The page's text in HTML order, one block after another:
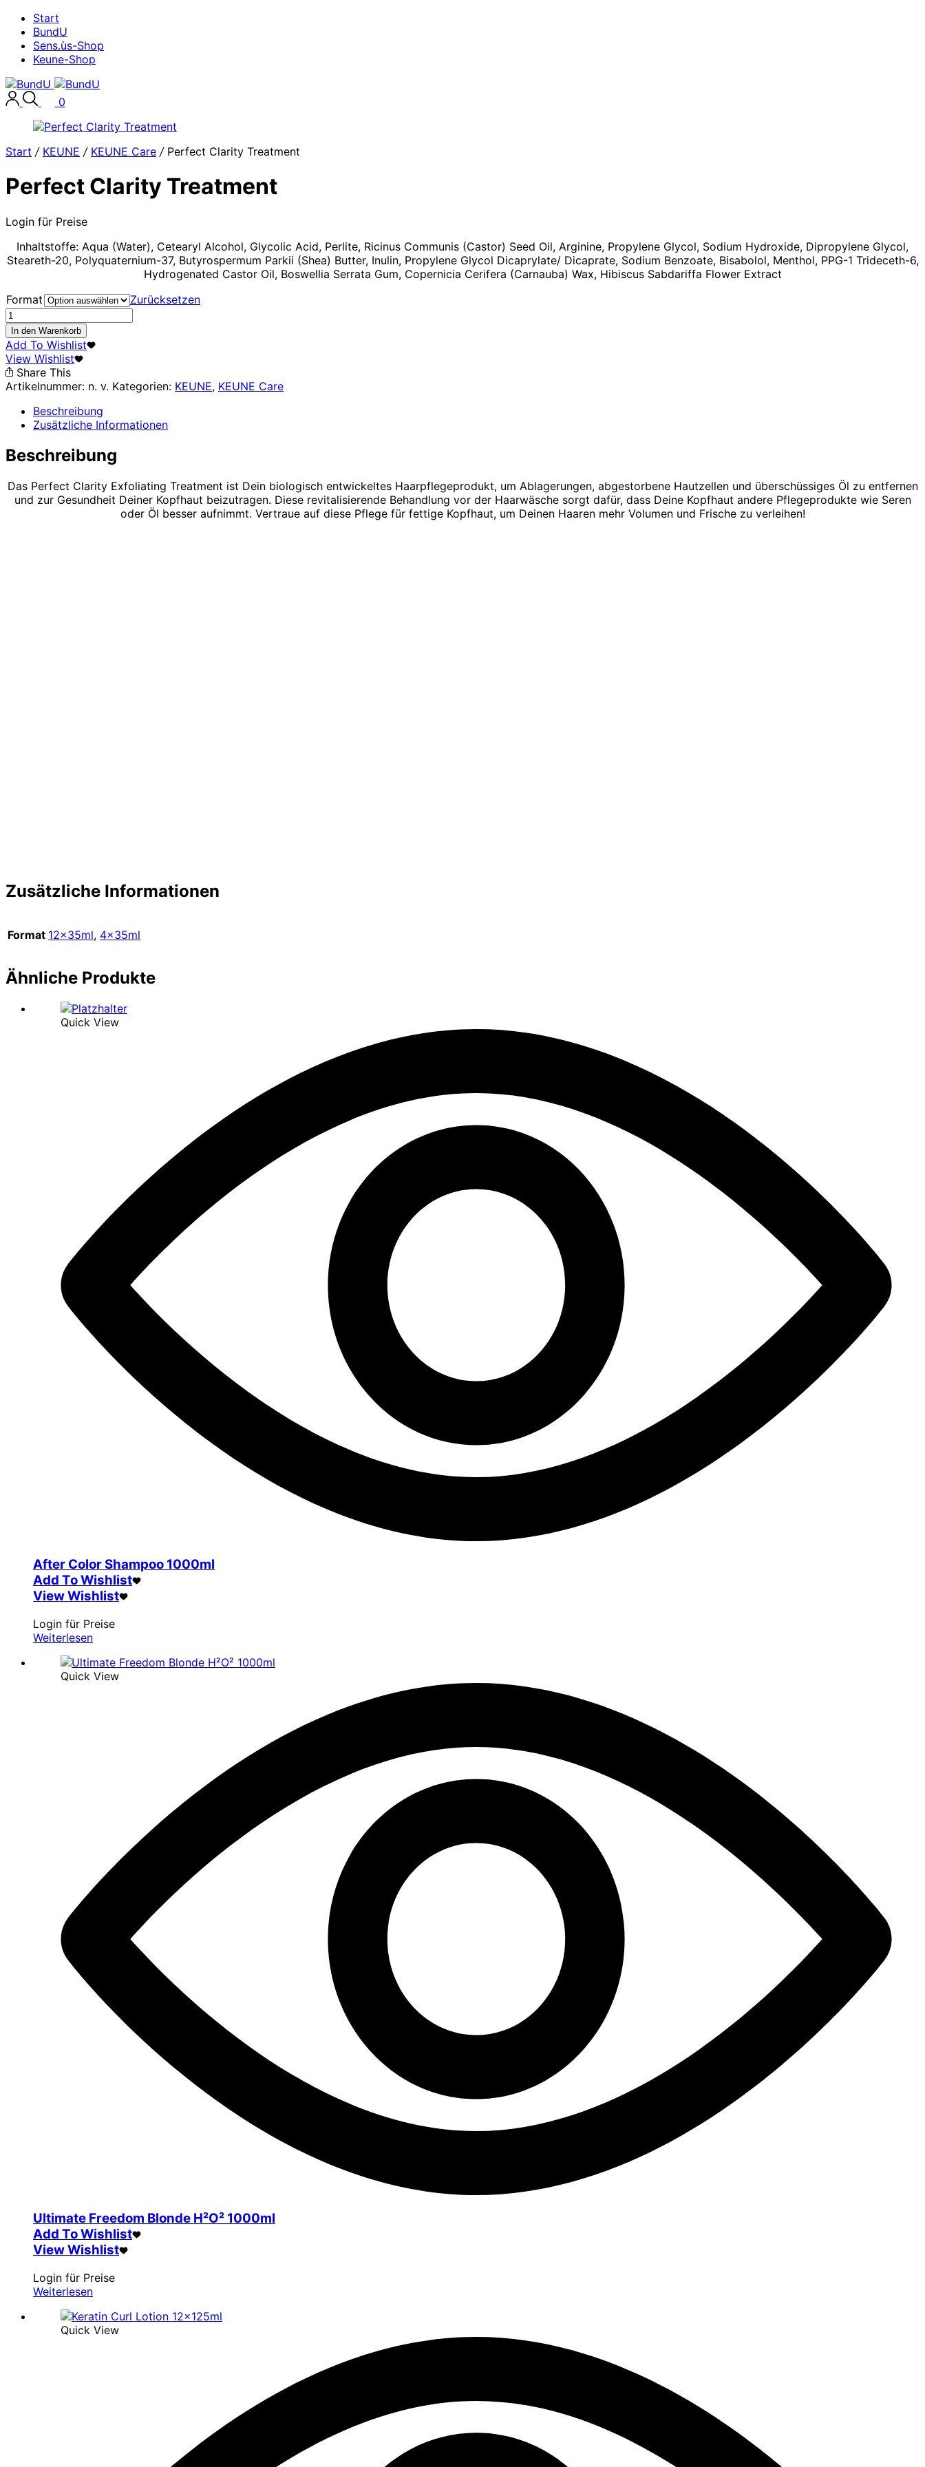
Start
BundU
Sens.ùs-Shop
Keune-Shop
0
Start / KEUNE / KEUNE Care /Perfect Clarity Treatment
Perfect Clarity Treatment
Login für Preise
Inhaltstoffe: Aqua (Water), Cetearyl Alcohol, Glycolic Acid, Perlite, Ricinus Communis (Castor) Seed Oil, Arginine, Propylene Glycol, Sodium Hydroxide, Dipropylene Glycol,
Steareth-20, Polyquaternium-37, Butyrospermum Parkii (Shea) Butter, Inulin, Propylene Glycol Dicaprylate/ Dicaprate, Sodium Benzoate, Bisabolol, Menthol, PPG-1 Trideceth-6,
Hydrogenated Castor Oil, Boswellia Serrata Gum, Copernicia Cerifera (Carnauba) Wax, Hibiscus Sabdariffa Flower Extract
Format
Zurücksetzen
Perfect
Clarity
Treatment
Menge
In den Warenkorb
Add To Wishlist
View Wishlist
Share This
Artikelnummer: n. v. Kategorien: KEUNE, KEUNE Care
Beschreibung
Zusätzliche Informationen
Beschreibung
Das Perfect Clarity Exfoliating Treatment ist Dein biologisch entwickeltes Haarpflegeprodukt, um Ablagerungen, abgestorbene Hautzellen und überschüssiges Öl zu entfernen
und zur Gesundheit Deiner Kopfhaut beizutragen. Diese revitalisierende Behandlung vor der Haarwäsche sorgt dafür, dass Deine Kopfhaut andere Pflegeprodukte wie Seren
oder Öl besser aufnimmt. Vertraue auf diese Pflege für fettige Kopfhaut, um Deinen Haaren mehr Volumen und Frische zu verleihen!
Zusätzliche Informationen
Format 12x35ml, 4x35ml
Ähnliche Produkte
Quick View
After Color Shampoo 1000ml
Add To Wishlist
View Wishlist
Login für Preise
Weiterlesen
Quick View
Ultimate Freedom Blonde H²O² 1000ml
Add To Wishlist
View Wishlist
Login für Preise
Weiterlesen
Quick View